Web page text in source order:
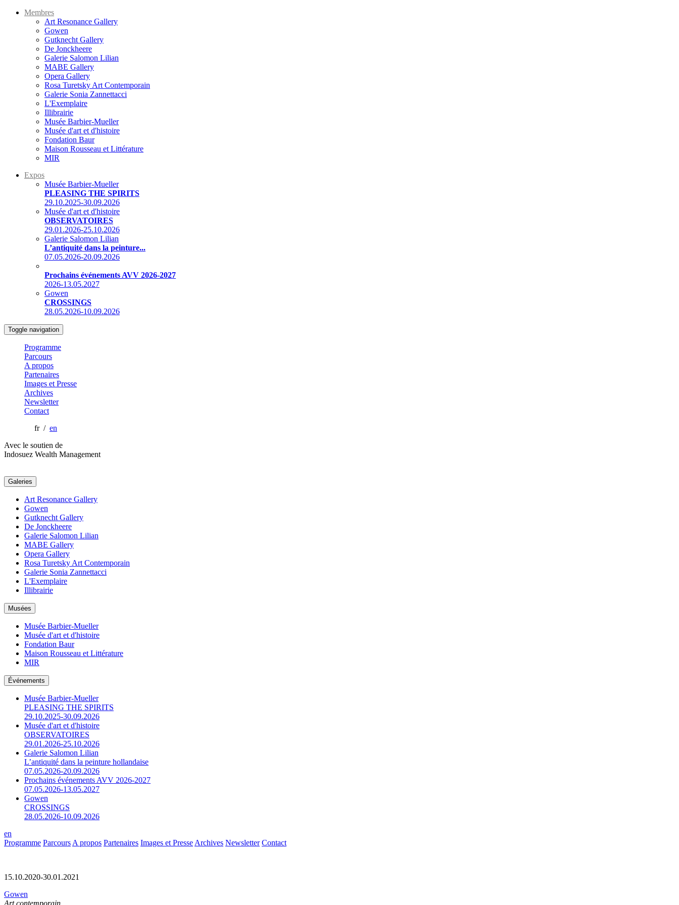
Membres
Art Resonance Gallery
Gowen
Gutknecht Gallery
De Jonckheere
Galerie Salomon Lilian
MABE Gallery
Opera Gallery
Rosa Turetsky Art Contemporain
Galerie Sonia Zannettacci
L'Exemplaire
Illibrairie
Musée Barbier-Mueller
Musée d'art et d'histoire
Fondation Baur
Maison Rousseau et Littérature
MIR
Expos
Musée Barbier-Mueller
PLEASING THE SPIRITS
29.10.2025-30.09.2026
Musée d'art et d'histoire
OBSERVATOIRES
29.01.2026-25.10.2026
Galerie Salomon Lilian
L’antiquité dans la peinture...
07.05.2026-20.09.2026
Prochains événements AVV 2026-2027
2026-13.05.2027
Gowen
CROSSINGS
28.05.2026-10.09.2026
Toggle navigation
Programme
Parcours
A propos
Partenaires
Images et Presse
Archives
Newsletter
Contact
fr / en
Avec le soutien de
Indosuez Wealth Management
Galeries
Art Resonance Gallery
Gowen
Gutknecht Gallery
De Jonckheere
Galerie Salomon Lilian
MABE Gallery
Opera Gallery
Rosa Turetsky Art Contemporain
Galerie Sonia Zannettacci
L'Exemplaire
Illibrairie
Musées
Musée Barbier-Mueller
Musée d'art et d'histoire
Fondation Baur
Maison Rousseau et Littérature
MIR
Événements
Musée Barbier-Mueller
PLEASING THE SPIRITS
29.10.2025-30.09.2026
Musée d'art et d'histoire
OBSERVATOIRES
29.01.2026-25.10.2026
Galerie Salomon Lilian
L’antiquité dans la peinture hollandaise
07.05.2026-20.09.2026
Prochains événements AVV 2026-2027
07.05.2026-13.05.2027
Gowen
CROSSINGS
28.05.2026-10.09.2026
en
Programme Parcours A propos Partenaires Images et Presse Archives Newsletter Contact
15.10.2020-30.01.2021
Gowen
Art contemporain